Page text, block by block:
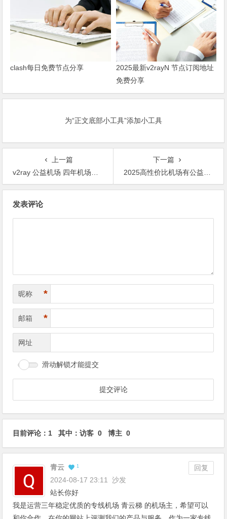
clash每日免费节点分享
2025最新v2rayN 节点订阅地址
免费分享
为“正文底部小工具”添加小工具
上一篇
v2ray 公益机场 四年机场，稳定白嫖，注册即送会员
下一篇
2025高性价比机场有公益免费节点
发表评论
昵称 *
邮箱 *
网址
滑动解锁才能提交
目前评论：1 其中：访客 0 博主 0
青云 1
回复
2024-08-17 23:11 沙发
站长你好
我是运营三年稳定优质的专线机场 青云梯 的机场主，希望可以